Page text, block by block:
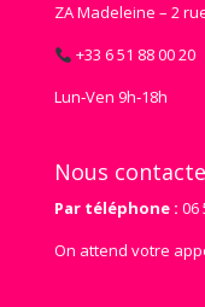
ZA Madeleine – 2
+33 6 51 88 00 20
Lun‑Ven 9h‑18h
Nous
Par téléphone : 06
On attend votre